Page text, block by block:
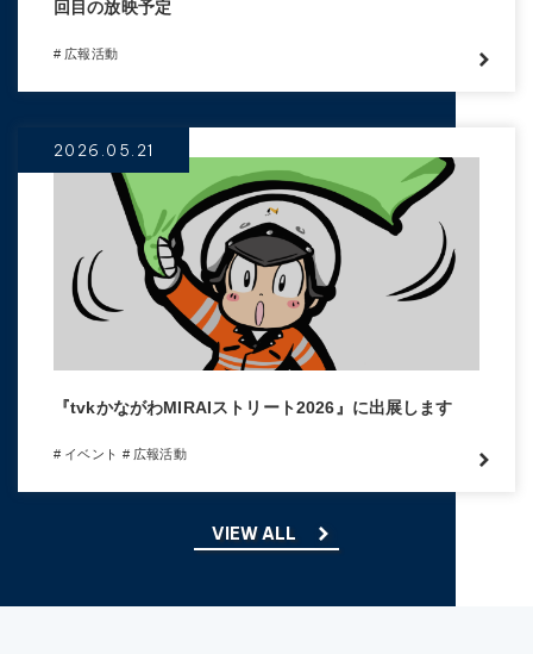
回目の放映予定
# 広報活動
2026.05.21
『tvkかながわMIRAIストリート2026』に出展します
# イベント # 広報活動
VIEW ALL